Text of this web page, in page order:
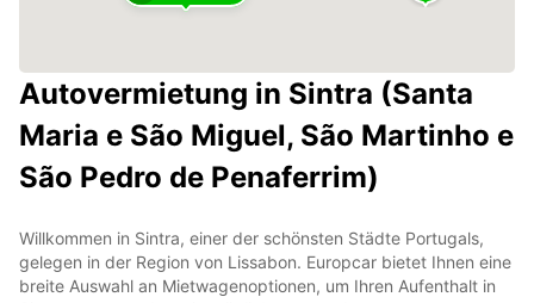
Autovermietung in Sintra (Santa
Maria e São Miguel, São Martinho e
São Pedro de Penaferrim)
Willkommen in Sintra, einer der schönsten Städte Portugals,
gelegen in der Region von Lissabon. Europcar bietet Ihnen eine
breite Auswahl an Mietwagenoptionen, um Ihren Aufenthalt in